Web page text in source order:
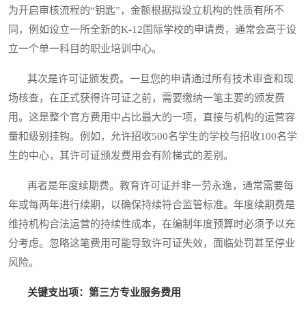
为开启审核流程的“钥匙”，金额根据拟设立机构的性质有所不
同，例如设立一所全新的K-12国际学校的申请费，通常会高于设
立一个单一科目的职业培训中心。
其次是许可证颁发费。一旦您的申请通过所有技术审查和现
场核查，在正式获得许可证之前，需要缴纳一笔主要的颁发费
用。这是整个官方费用中占比最大的一项，直接与机构的运营容
量和级别挂钩。例如，允许招收500名学生的学校与招收100名学
生的中心，其许可证颁发费用会有阶梯式的差别。
再者是年度续期费。教育许可证并非一劳永逸，通常需要每
年或每两年进行续期，以确保持续符合监管标准。年度续期费是
维持机构合法运营的持续性成本，在编制年度预算时必须予以充
分考虑。忽略这笔费用可能导致许可证失效，面临处罚甚至停业
风险。
关键支出项：第三方专业服务费用